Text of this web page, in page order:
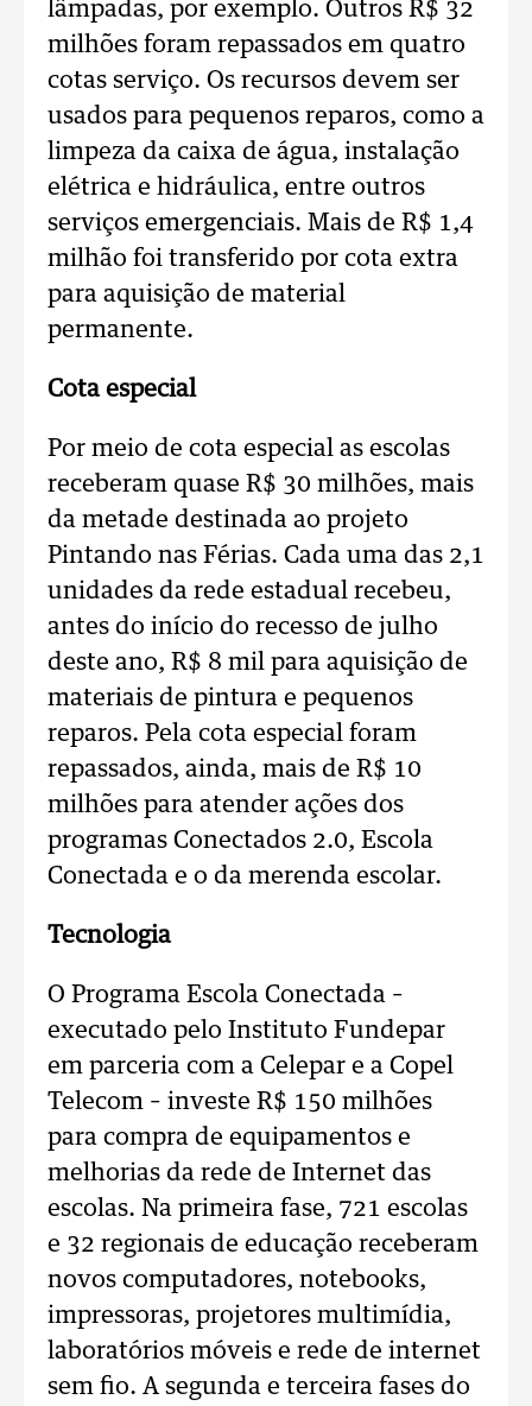
lâmpadas, por exemplo. Outros R$ 32
milhões foram repassados em quatro
cotas serviço. Os recursos devem ser
usados para pequenos reparos, como a
limpeza da caixa de água, instalação
elétrica e hidráulica, entre outros
serviços emergenciais. Mais de R$ 1,4
milhão foi transferido por cota extra
para aquisição de material
permanente.
Cota especial
Por meio de cota especial as escolas
receberam quase R$ 30 milhões, mais
da metade destinada ao projeto
Pintando nas Férias. Cada uma das 2,1
unidades da rede estadual recebeu,
antes do início do recesso de julho
deste ano, R$ 8 mil para aquisição de
materiais de pintura e pequenos
reparos. Pela cota especial foram
repassados, ainda, mais de R$ 10
milhões para atender ações dos
programas Conectados 2.0, Escola
Conectada e o da merenda escolar.
Tecnologia
O Programa Escola Conectada –
executado pelo Instituto Fundepar
em parceria com a Celepar e a Copel
Telecom – investe R$ 150 milhões
para compra de equipamentos e
melhorias da rede de Internet das
escolas. Na primeira fase, 721 escolas
e 32 regionais de educação receberam
novos computadores, notebooks,
impressoras, projetores multimídia,
laboratórios móveis e rede de internet
sem fio. A segunda e terceira fases do